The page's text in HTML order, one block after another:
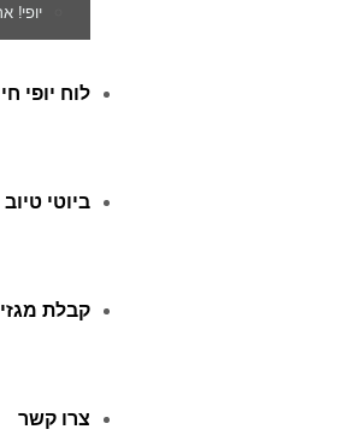
יופי!
לוח יופי
ביוטי טיוב
קבלת
צרו קשר